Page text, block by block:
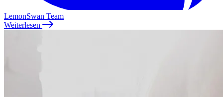
LemonSwan Team
Weiterlesen